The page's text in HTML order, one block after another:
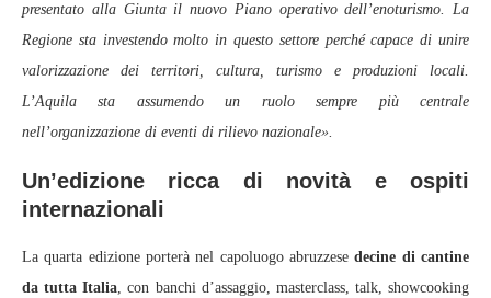
presentato alla Giunta il nuovo Piano operativo dell’enoturismo. La
Regione sta investendo molto in questo settore perché capace di unire
valorizzazione dei territori, cultura, turismo e produzioni locali.
L’Aquila sta assumendo un ruolo sempre più centrale
nell’organizzazione di eventi di rilievo nazionale».
Un’edizione ricca di novità e ospiti
internazionali
La quarta edizione porterà nel capoluogo abruzzesedecine di cantine
da tutta Italia, con banchi d’assaggio, masterclass, talk, showcooking